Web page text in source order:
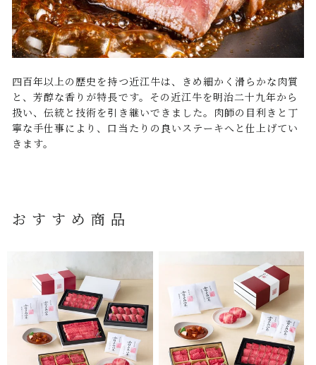
四百年以上の歴史を持つ近江牛は、きめ細かく滑らかな肉質
と、芳醇な香りが特長です。その近江牛を明治二十九年から
扱い、伝統と技術を引き継いできました。肉師の目利きと丁
寧な手仕事により、口当たりの良いステーキへと仕上げてい
きます。
おすすめ商品